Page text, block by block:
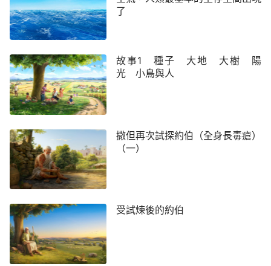
人、束縛人心靈與肉體的枷鎖。在神這兒有没有這些
禁忌？當説到神的聖潔的時候，你就應該首先想到這
一點：在神没有任何禁忌。神作工作、説話有原則，
但是没有任何禁忌，因為神自己就是真理，就是道
路、生命。
再看下面的經文：「但我告訴你們：在這裏有一
人比殿更大。『我喜愛憐恤，不喜愛祭祀』，你們若
明白這話的意思，就不將無罪的當作有罪的了。因為
人子是安息日的主。」
什麽？用通俗的話來講「殿」指的就是華麗、高大的
房子，在律法時代「殿」就是祭司用來
方。主耶穌説的「在這裏有一人比殿更大」中的這一
人指誰？很顯然這一人就是
只有主耶穌比殿更大。這話告訴人什麽？告訴人要從
了
故事1 種子 大地 大樹 陽
光 小鳥與人
撒但再次試探約伯（全身長毒瘡）
（一）
受試煉後的約伯